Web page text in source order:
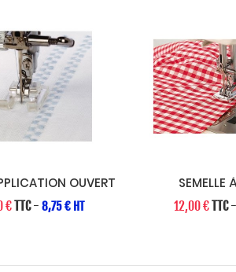
OUVERT
€TTC-8,75 € HT
SEMELLE
12,00 €TTC